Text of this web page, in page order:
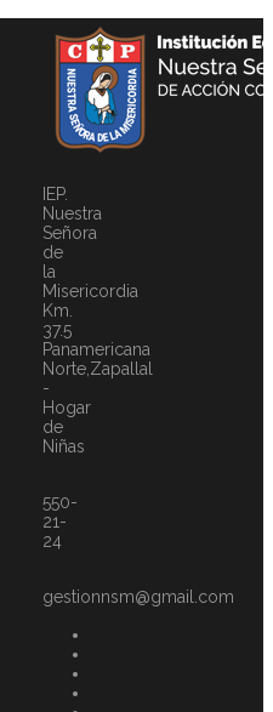
IEP.
Nuestra
Señora
de
la
Misericordia
Km.
37.5
Panamericana
Norte,Zapallal
-
Hogar
de
Niñas
550-
21-
24
gestionnsm@gmail.com